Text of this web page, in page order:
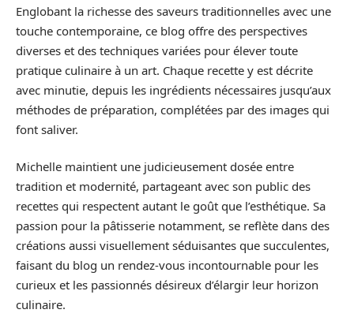
Englobant la richesse des saveurs traditionnelles avec une
touche contemporaine, ce blog offre des perspectives
diverses et des techniques variées pour élever toute
pratique culinaire à un art. Chaque recette y est décrite
avec minutie, depuis les ingrédients nécessaires jusqu’aux
méthodes de préparation, complétées par des images qui
font saliver.
Michelle maintient une judicieusement dosée entre
tradition et modernité, partageant avec son public des
recettes qui respectent autant le goût que l’esthétique. Sa
passion pour la pâtisserie notamment, se reflète dans des
créations aussi visuellement séduisantes que succulentes,
faisant du blog un rendez-vous incontournable pour les
curieux et les passionnés désireux d’élargir leur horizon
culinaire.